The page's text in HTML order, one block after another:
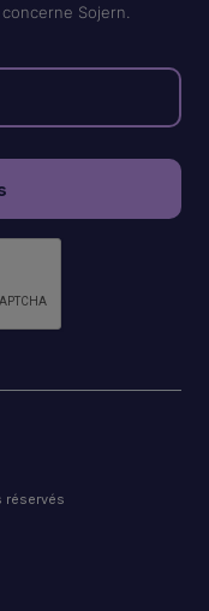
Sojern.
réservés